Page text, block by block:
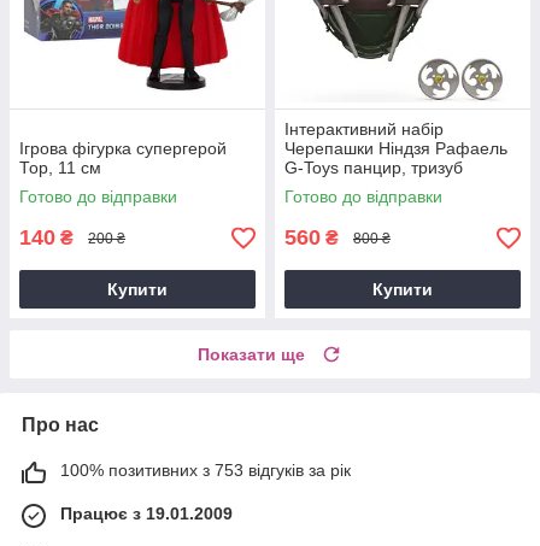
Ігрова фігурка супергерой
Тор, 11 см
Готово до відправки
140 ₴ 200 ₴
Купити
Інтерактивний набір
Черепашки Ніндзя Рафаель
G-Toys панцир, тризуб
Рафаеля, пов'язка Рафаеля,
сюрікени, червоний
Готово до відправки
560 ₴ 800 ₴
Купити
Показати ще
Про нас
100% позитивних з 753 відгуків за рік
Працює з 19.01.2009